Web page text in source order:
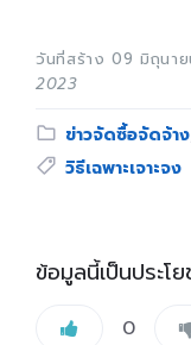
วันที่สร้าง 09 มิถุนา
2023
Category:
ข่าวจัดซื้อจัดจ้าง
Tags:
วิธีเฉพาะเจาะจง
ข้อมูลนี้เป็นประ
0